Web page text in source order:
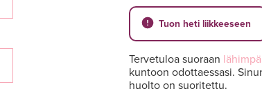
Tuon heti liikkeeseen
Tervetuloa suoraan
kuntoon odottaessasi.
huolto on suoritettu.